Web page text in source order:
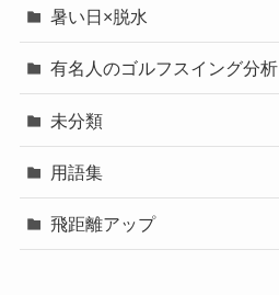
暑い日×脱水
有名人のゴルフスイング分析
未分類
用語集
飛距離アップ